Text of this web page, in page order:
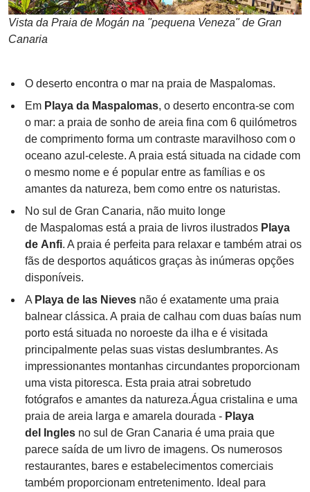
Vista da Praia de Mogán na "pequena Veneza" de Gran
Canaria
O deserto encontra o mar na praia de Maspalomas.
Em Playa da Maspalomas, o deserto encontra-se com
o mar: a praia de sonho de areia fina com 6 quilómetros
de comprimento forma um contraste maravilhoso com o
oceano azul-celeste. A praia está situada na cidade com
o mesmo nome e é popular entre as famílias e os
amantes da natureza, bem como entre os naturistas.
No sul de Gran Canaria, não muito longe
de Maspalomas está a praia de livros ilustrados Playa
de Anfi. A praia é perfeita para relaxar e também atrai os
fãs de desportos aquáticos graças às inúmeras opções
disponíveis.
A Playa de las Nieves não é exatamente uma praia
balnear clássica. A praia de calhau com duas baías num
porto está situada no noroeste da ilha e é visitada
principalmente pelas suas vistas deslumbrantes. As
impressionantes montanhas circundantes proporcionam
uma vista pitoresca. Esta praia atrai sobretudo
fotógrafos e amantes da natureza.Água cristalina e uma
praia de areia larga e amarela dourada - Playa
del Ingles no sul de Gran Canaria é uma praia que
parece saída de um livro de imagens. Os numerosos
restaurantes, bares e estabelecimentos comerciais
também proporcionam entretenimento. Ideal para